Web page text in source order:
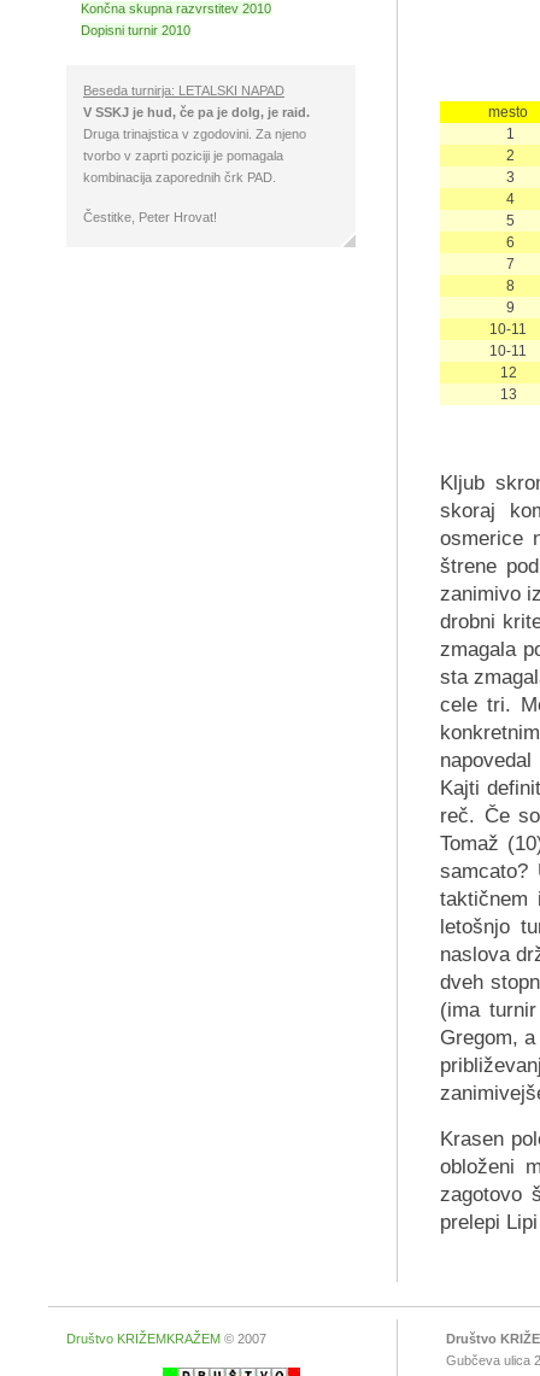
Končna skupna razvrstitev 2010
Dopisni turnir 2010
Beseda turnirja: LETALSKI NAPAD
V SSKJ je hud, če pa je dolg, je raid.
Druga trinajstica v zgodovini. Za njeno
tvorbo v zaprti poziciji je pomagala
kombinacija zaporednih črk PAD.
Čestitke, Peter Hrovat!
mesto
1
2
3
4
5
6
7
8
9
10-11
10-11
12
13
Kljub
skoraj
osmerice
štrene
zanimivo
drobni
zmagala
sta
cele tri.
Kajti
reč. Če
Tomaž
taktičnem
letošnjo
naslova
dveh
(ima
Gregom,
Krasen
obloženi
zagotovo
prelepi
Društvo KRIŽEMKRAŽEM © 2007
Društvo
Gubčeva ulica